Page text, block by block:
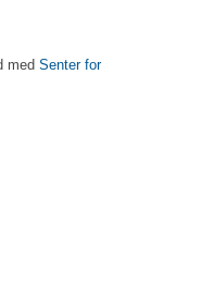
med Senter for